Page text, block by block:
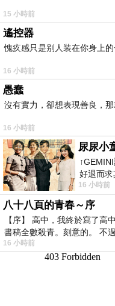
15 小時前
遙控器
愧疚感只是别人装在你身上的
16 小時前
愚蠢
沒有實力，卻想表現善良，那
16 小時前
尿尿小
好退而
年人臉孔
16 小時前
八十八頁的青春～序
【序】 高中，我終於寫了
書稿全數殺青。刻意的。 不
16 小時前